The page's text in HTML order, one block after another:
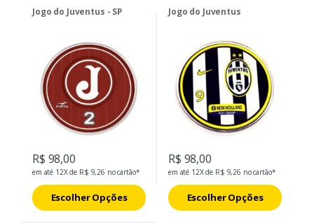
Jogo do Juventus - SP
R$ 98,00
em até 12X de R$ 9,26 no cartão*
Escolher Opções
Jogo do Juventus
R$ 98,00
em até 12X de R$ 9,26 no cartão*
Escolher Opções